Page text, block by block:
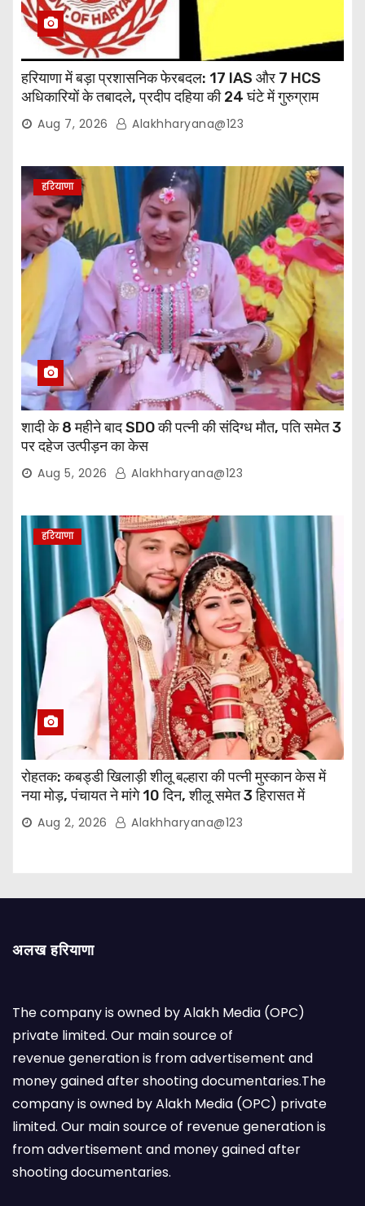
हरियाणा में बड़ा प्रशासनिक फेरबदल: 17 IAS और 7 HCS
अधिकारियों के तबादले, प्रदीप दहिया की 24 घंटे में गुरुग्राम
वापसीAug 7, 2026 Alakhharyana@123
हरियाणा
शादी के 8 महीने बाद SDO की पत्नी की संदिग्ध मौत, पति समेत 3
पर दहेज उत्पीड़न का केस
Aug 5, 2026 Alakhharyana@123
हरियाणा
रोहतक: कबड्डी खिलाड़ी शीलू बल्हारा की पत्नी मुस्कान केस में
नया मोड़, पंचायत ने मांगे 10 दिन, शीलू समेत 3 हिरासत में
Aug 2, 2026 Alakhharyana@123
अलख हरियाणा
The company is owned by Alakh Media (OPC)
private limited. Our main source of
revenue generation is from advertisement and
money gained after shooting documentaries.The
company is owned by Alakh Media (OPC) private
limited. Our main source of revenue generation is
from advertisement and money gained after
shooting documentaries.